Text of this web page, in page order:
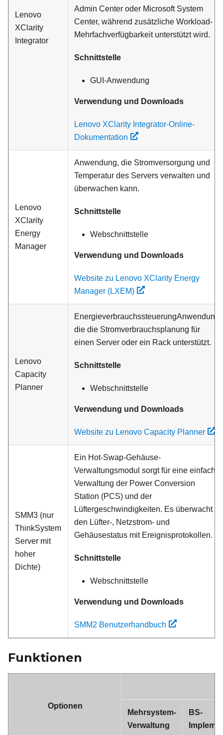
Lenovo
XClarity
Integrator
Admin Center oder Microsoft System
Center, während zusätzliche Workload-
Mehrfachverfügbarkeit unterstützt wird.
Schnittstelle
GUI-Anwendung
Verwendung und Downloads
Lenovo XClarity Integrator-Online-
Dokumentation
Lenovo
XClarity
Energy
Manager
Anwendung, die Stromversorgung und
Temperatur des Servers verwalten und
überwachen kann.
Schnittstelle
Webschnittstelle
Verwendung und Downloads
Website zu Lenovo XClarity Energy
Manager (LXEM)
Lenovo
Capacity
Planner
EnergieverbrauchssteuerungAnwendung,
die die Stromverbrauchsplanung für
einen Server oder ein Rack unterstützt.
Schnittstelle
Webschnittstelle
Verwendung und Downloads
Website zu Lenovo Capacity Planner
SMM3 (nur
ThinkSystem
Server mit
hoher
Dichte)
Ein Hot-Swap-Gehäuse-
Verwaltungsmodul sorgt für eine einfache
Verwaltung der Power Conversion
Station (PCS) und der
Lüftergeschwindigkeiten. Es überwacht
den Lüfter‑, Netzstrom‑ und
Gehäusestatus mit Ereignisprotokollen.
Schnittstelle
Webschnittstelle
Verwendung und Downloads
SMM2 Benutzerhandbuch
Funktionen
Optionen
Mehrsystem-
Verwaltung
BS-